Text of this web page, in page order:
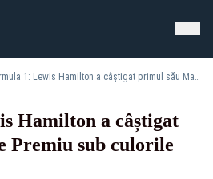
Formula 1: Lewis Hamilton a câștigat primul său Mare Premiu sub culorile echipei Ferrari
Hamilton a câștigat
Premiu sub culorile